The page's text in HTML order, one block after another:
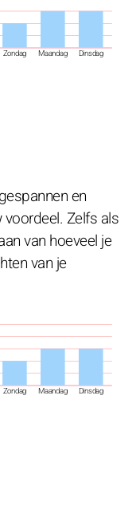
Zondag Maandag Dinsdag
Zondag Maandag Dinsdag
en
Zelfs als
van hoeveel je
van je